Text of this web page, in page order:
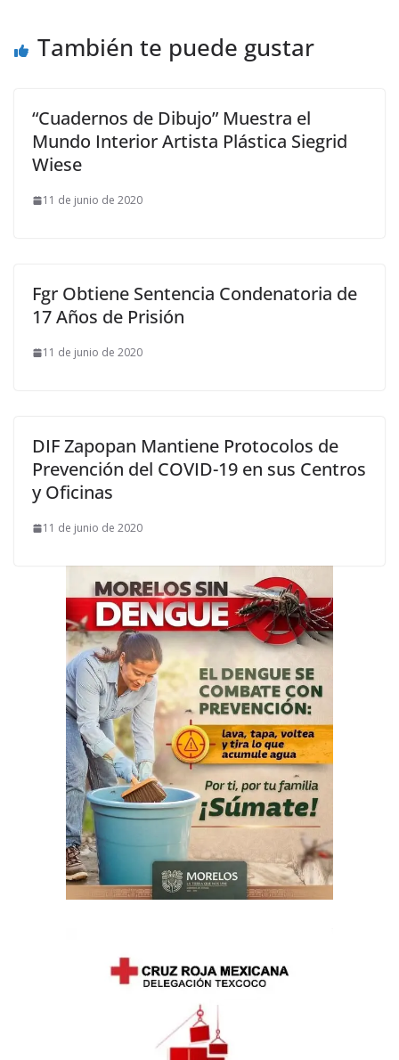
También te puede gustar
“Cuadernos de Dibujo” Muestra el
Mundo Interior Artista Plástica Siegrid
Wiese
11 de junio de 2020
Fgr Obtiene Sentencia Condenatoria de
17 Años de Prisión
11 de junio de 2020
DIF Zapopan Mantiene Protocolos de
Prevención del COVID-19 en sus Centros
y Oficinas
11 de junio de 2020